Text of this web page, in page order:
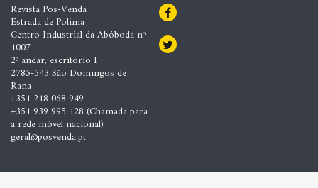
Revista Pós-Venda
Estrada de Polima
Centro Industrial da Abóboda nº
1007
2º andar, escritório I
2785-543 São Domingos de
Rana
+351 218 068 949
+351 939 995 128 (Chamada para
a rede móvel nacional)
geral@posvenda.pt